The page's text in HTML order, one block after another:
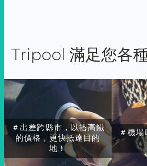
Tripool 滿足您各
＃出差跨縣市，以搭高鐵
的價格，更快抵達目的
地！
＃機